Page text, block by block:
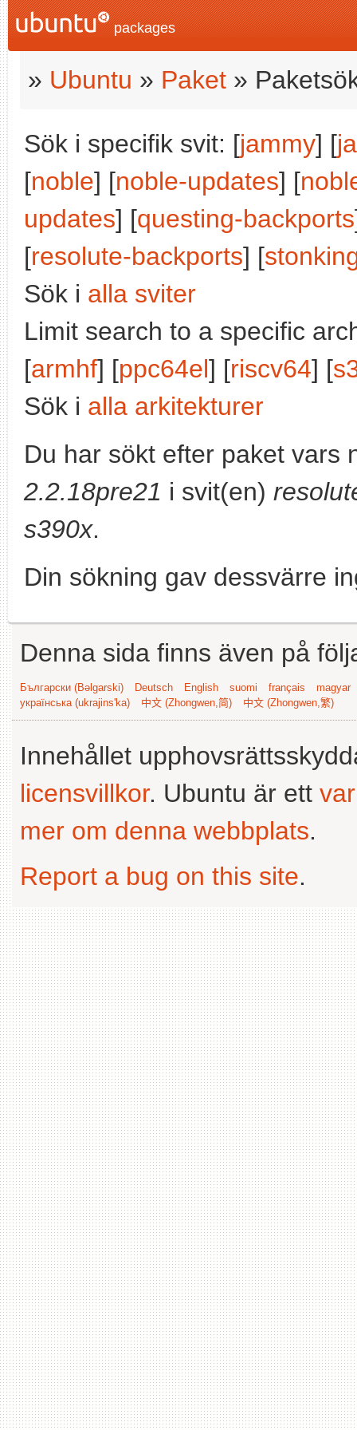
packages
» Ubuntu » Paket »
Sök i specifik svit: [jammy] [
[noble] [noble-updates] [
updates] [questing-backports
[resolute-backports] [
Sök i alla sviter
Limit search to a specific
[armhf] [ppc64el] [riscv64] [
Sök i alla arkitekturer
Du har sökt efter paket vars
2.2.18pre21 i svit(en)
s390x.
Din sökning gav dessvärre
Denna sida finns även på
Български (Bəlgarski) Deutsch English suomi français
magyar
українська (ukrajins'ka)
中文 (Zhongwen,简) 中文 (Zhongwen,繁)
Innehållet
licensvillkor. Ubuntu är ett
mer om denna webbplats.
Report a bug on this site.